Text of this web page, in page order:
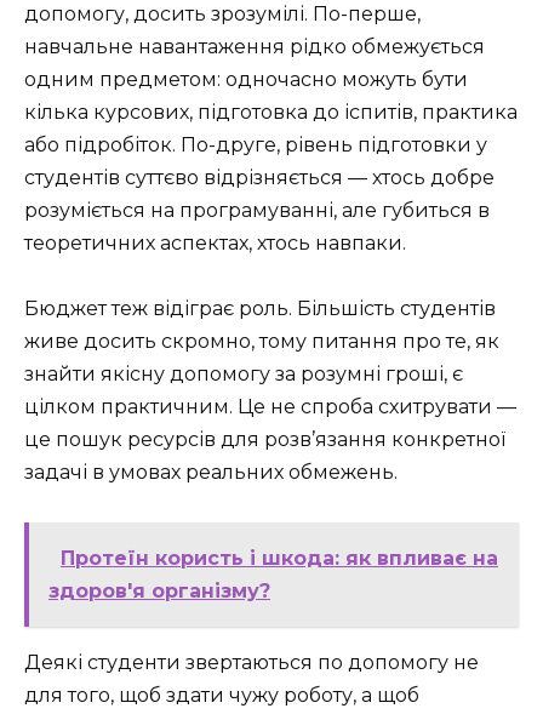
допомогу, досить зрозумілі. По-перше,
навчальне навантаження рідко обмежується
одним предметом: одночасно можуть бути
кілька курсових, підготовка до іспитів, практика
або підробіток. По-друге, рівень підготовки у
студентів суттєво відрізняється — хтось добре
розуміється на програмуванні, але губиться в
теоретичних аспектах, хтось навпаки.
Бюджет теж відіграє роль. Більшість студентів
живе досить скромно, тому питання про те, як
знайти якісну допомогу за розумні гроші, є
цілком практичним. Це не спроба схитрувати —
це пошук ресурсів для розв’язання конкретної
задачі в умовах реальних обмежень.
Протеїн користь і шкода: як впливає на
здоров'я організму?
Деякі студенти звертаються по допомогу не
для того, щоб здати чужу роботу, а щоб